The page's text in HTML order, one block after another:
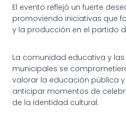
El evento reflejó un fuerte
promoviendo iniciativas que
y la producción en el partido
La comunidad educativa y
municipales se
valorar la educación pública
anticipar momentos de
de la identidad cultural.